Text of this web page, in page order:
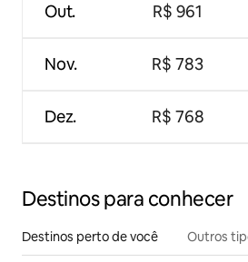
Out.
Nov.
Dez.
R$ 961
R$ 783
R$ 768
Destinos para conhecer
Destinos perto de você Outros